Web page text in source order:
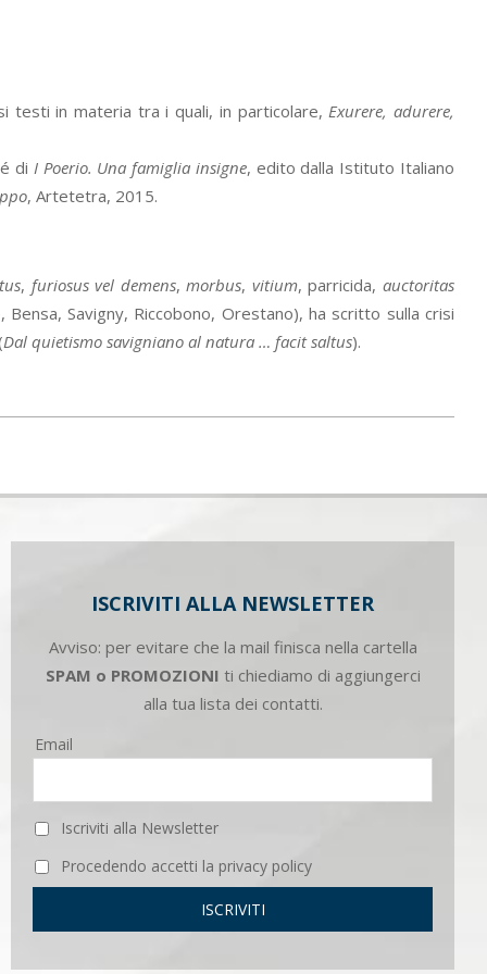
testi in materia tra i quali, in particolare, Exurere, adurere,
di I Poerio. Una famiglia insigne, edito dalla Istituto Italiano
, Artetetra, 2015.
, furiosus vel demens,morbus, vitium, parricida,auctoritas
Savigny, Riccobono, Orestano), ha scritto sulla crisi
Dal quietismo savigniano al natura … facit saltus).
ISCRIVITI ALLA NEWSLETTER
Avviso: per evitare che la mail finisca nella cartella
SPAM o PROMOZIONI ti chiediamo di aggiungerci
alla tua lista dei contatti.
Email
Iscriviti alla Newsletter
Procedendo accetti la privacy policy